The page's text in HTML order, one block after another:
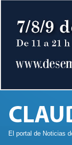
El portal de Noticias